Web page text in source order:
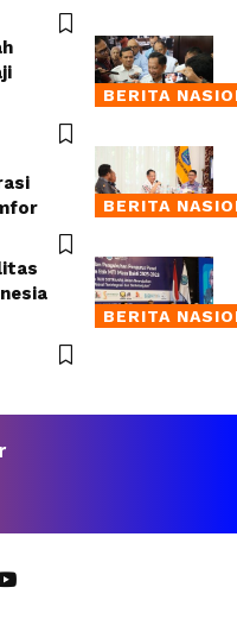
BERITA
BERITA
BERITA